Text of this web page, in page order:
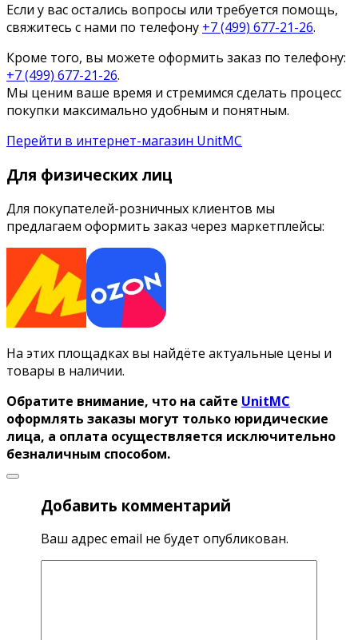
Если у вас остались вопросы или требуется помощь,
свяжитесь с нами по телефону +7 (499) 677-21-26.
Кроме того, вы можете оформить заказ по телефону:
+7 (499) 677-21-26.
Мы ценим ваше время и стремимся сделать процесс
покупки максимально удобным и понятным.
Перейти в интернет-магазин UnitMC
Для физических лиц
Для покупателей-розничных клиентов мы
предлагаем оформить заказ через маркетплейсы:
На этих площадках вы найдёте актуальные цены и
товары в наличии.
Обратите внимание, что на сайте UnitMC
оформлять заказы могут только юридические
лица, а оплата осуществляется исключительно
безналичным способом.
Добавить комментарий
Ваш адрес email не будет опубликован.